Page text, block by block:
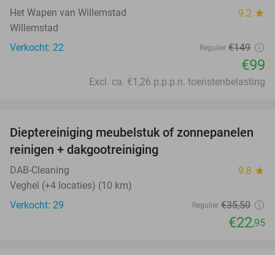
Het Wapen van Willemstad 9.2 star
Willemstad
Verkocht: 22
Regulier €149
€99
Excl. ca. €1,26 p.p.p.n. toeristenbelasting
35%
Dieptereiniging meubelstuk of zonnepanelen
reinigen + dakgootreiniging
DAB-Cleaning 9.8 star
Veghel (+4 locaties) (10 km)
Verkocht: 29
Regulier €35,50
€22,95